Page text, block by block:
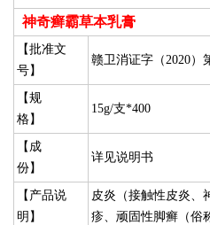
神奇癣霸草本乳膏
【批准文
号】
赣卫消证字（2020）
【规
格】
15g/支*400
【成
份】
详见说明书
【产品说
明】
皮炎（接触性皮炎、
疹、顽固性脚癣（俗